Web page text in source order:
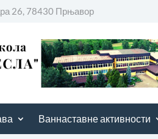
26, 78430 Прњавор
Ваннаставне активности